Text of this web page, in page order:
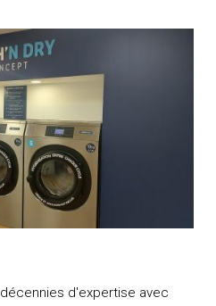
d'expertise avec